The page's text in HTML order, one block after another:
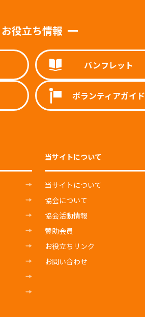
お役立ち情報
パンフレット
ボランティアガイド
当サイトについて
当サイトについて
協会について
協会活動情報
賛助会員
お役立ちリンク
お問い合わせ